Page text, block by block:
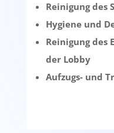
Reinigung des
Hygiene und
Reinigung des
der Lobby
Aufzugs- und